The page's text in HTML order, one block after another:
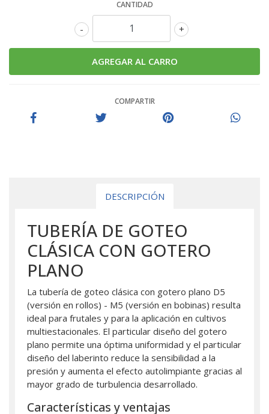
CANTIDAD
+
-
COMPARTIR
DESCRIPCIÓN
TUBERÍA DE GOTEO
CLÁSICA CON GOTERO
PLANO
La tubería de goteo clásica con gotero plano D5
(versión en rollos) - M5 (versión en bobinas) resulta
ideal para frutales y para la aplicación en cultivos
multiestacionales. El particular diseño del gotero
plano permite una óptima uniformidad y el particular
diseño del laberinto reduce la sensibilidad a la
presión y aumenta el efecto autolimpiante gracias al
mayor grado de turbulencia desarrollado.
Características y ventajas